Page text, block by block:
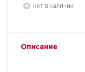
Нет в наличии
Описание